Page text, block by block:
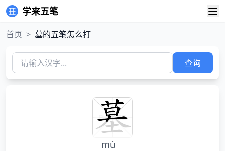
学来五笔
首页 > 墓的五笔怎么打
查询
mù